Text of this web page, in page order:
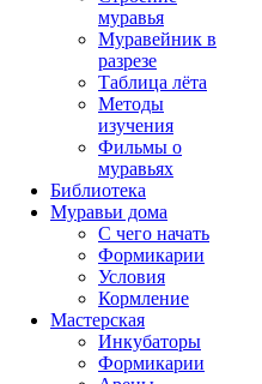
муравья
Муравейник в
разрезе
Таблица лёта
Методы
изучения
Фильмы о
муравьях
Библиотека
Муравьи дома
С чего начать
Формикарии
Условия
Кормление
Мастерская
Инкубаторы
Формикарии